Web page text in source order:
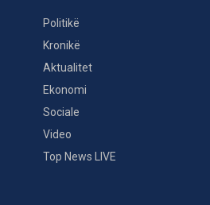
Politikë
Kronikë
Aktualitet
Ekonomi
Sociale
Video
Top News LIVE